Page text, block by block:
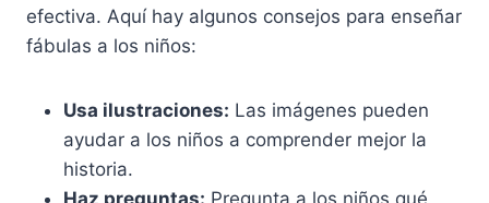
efectiva. Aquí hay algunos consejos para enseñar
fábulas a los niños:
Usa ilustraciones: Las imágenes pueden
ayudar a los niños a comprender mejor la
historia.